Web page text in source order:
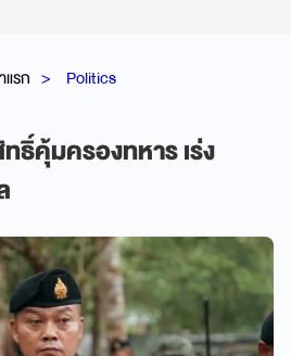
รก Politics
ธิ์คุ้มครองทหาร เร่ง